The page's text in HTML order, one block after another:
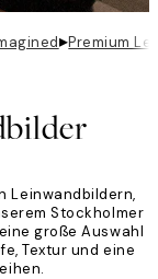
▸Premium
Leinwandbildern,
Stockholmer
große Auswahl
Textur und eine